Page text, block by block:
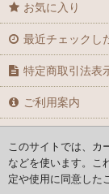
お気に入り
最近チェックし
特定商取引法表
ご利用案内
Copyright (C)
このサイトでは、カ
などを使います。こ
定や使用に同意した